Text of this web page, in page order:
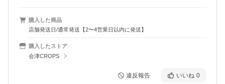
購入した商品
店舗発送日/通常発送【2〜4営業日以内に発送】
購入したストア
会津CROPS
違反報告 いいね 0